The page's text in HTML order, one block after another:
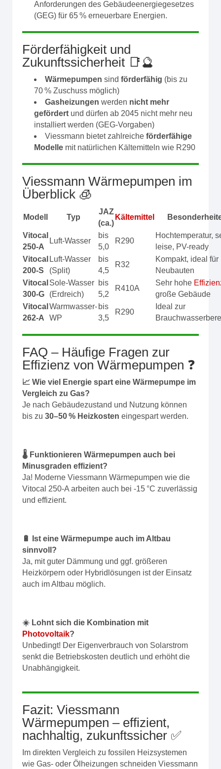
Anforderungen des Gebäudeenergiegesetzes
(GEG) für 65 % erneuerbare Energien.
Förderfähigkeit und
Zukunftssicherheit 📑🔮
Wärmepumpen sind förderfähig (bis zu
70 % Zuschuss möglich)
Gasheizungen werden nicht mehr
gefördert und dürfen ab 2045 nicht mehr neu
installiert werden (GEG-Vorgaben)
Viessmann bietet zahlreiche förderfähige
Modelle mit natürlichen Kältemitteln wie R290
Viessmann Wärmepumpen im
Überblick 🧊
Modell Typ
JAZ
(ca.)
Kältemittel
Vitocal
250-A
Luft-Wasser
bis
5,0
R290
Hochtemperatur,
leise, PV-ready
Vitocal
200-S
Luft-Wasser
(Split)
bis
4,5
R32
Kompakt, ideal für
Neubauten
Vitocal
300-G
Sole-Wasser
(Erdreich)
bis
5,2
R410A
Sehr hohe
große Gebäude
Vitocal
262-A
Warmwasser-
WP
bis
3,5
R290
Ideal zur
FAQ – Häufige Fragen zur
Effizienz von Wärmepumpen ❓
📈 Wie viel Energie spart eine Wärmepumpe im
Vergleich zu Gas?
Je nach Gebäudezustand und Nutzung können
bis zu 30–50 % Heizkosten eingespart werden.
🌡️ Funktionieren Wärmepumpen auch bei
Minusgraden effizient?
Ja! Moderne Viessmann Wärmepumpen wie die
Vitocal 250-A arbeiten auch bei -15 °C zuverlässig
und effizient.
🔋 Ist eine Wärmepumpe auch im Altbau
sinnvoll?
Ja, mit guter Dämmung und ggf. größeren
Heizkörpern oder Hybridlösungen ist der Einsatz
auch im Altbau möglich.
☀️ Lohnt sich die Kombination mit
Photovoltaik?
Unbedingt! Der Eigenverbrauch von Solarstrom
senkt die Betriebskosten deutlich und erhöht die
Unabhängigkeit.
Fazit: Viessmann
Wärmepumpen – effizient,
nachhaltig, zukunftssicher ✅
Im direkten Vergleich zu fossilen Heizsystemen
wie Gas- oder Ölheizungen schneiden Viessmann